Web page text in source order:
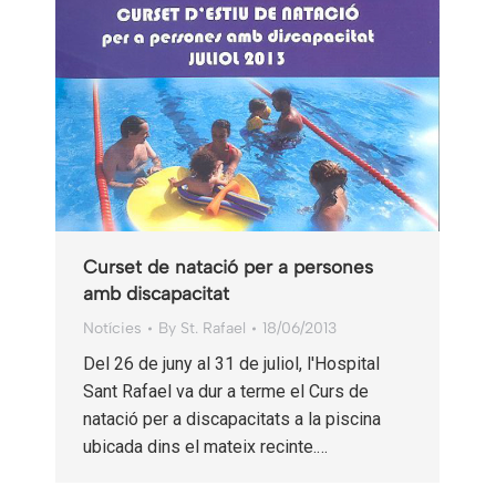
Curset de natació per a persones
amb discapacitat
Notícies By St. Rafael 18/06/2013
Del 26 de juny al 31 de juliol, l'Hospital
Sant Rafael va dur a terme el Curs de
natació per a discapacitats a la piscina
ubicada dins el mateix recinte.…